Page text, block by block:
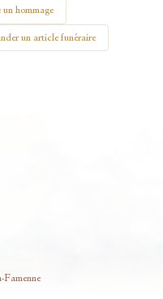
un hommage
un article funéraire
Famenne